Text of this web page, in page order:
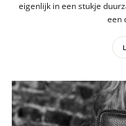
eigenlijk in een stukje
een